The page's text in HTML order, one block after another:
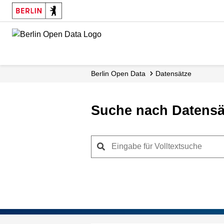
Skip
main
Berlin Open Data Datensätze
Suche nach